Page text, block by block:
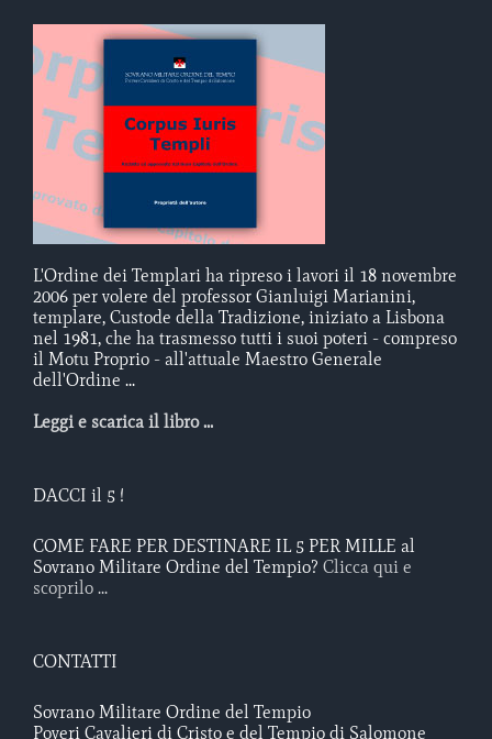
L'Ordine dei Templari ha ripreso i lavori il 18 novembre
2006 per volere del professor Gianluigi Marianini,
templare, Custode della Tradizione, iniziato a Lisbona
nel 1981, che ha trasmesso tutti i suoi poteri - compreso
il Motu Proprio - all'attuale Maestro Generale
dell'Ordine ...
Leggi e scarica il libro ...
DACCI il 5 !
COME FARE PER DESTINARE IL 5 PER MILLE al
Sovrano Militare Ordine del Tempio? Clicca qui e
scoprilo ...
CONTATTI
Sovrano Militare Ordine del Tempio
Poveri Cavalieri di Cristo e del Tempio di Salomone